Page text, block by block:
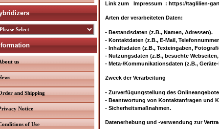
us
and Shipping
Notice
of Use
Link zum Impressum : https://taglilien-
Arten der verarbeiteten Daten:
- Bestandsdaten (z.B., Namen, Adressen).
- Kontaktdaten (z.B., E-Mail,
- Inhaltsdaten (z.B., Texteingaben,
- Nutzungsdaten (z.B., besuchte
- Meta-/Kommunikationsdaten (z.B.,
Zweck der Verarbeitung
- Zurverfügungstellung des
- Beantwortung von Kontaktanfragen und
- Sicherheitsmaßnahmen.
Datenerhebung und -verwendung zur